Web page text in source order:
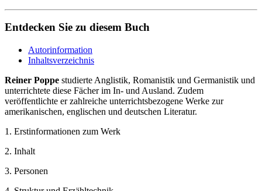
Entdecken Sie zu diesem Buch
Autorinformation
Inhaltsverzeichnis
Reiner Poppe studierte Anglistik, Romanistik und Germanistik und
unterrichtete diese Fächer im In- und Ausland. Zudem
veröffentlichte er zahlreiche unterrichtsbezogene Werke zur
amerikanischen, englischen und deutschen Literatur.
1. Erstinformationen zum Werk
2. Inhalt
3. Personen